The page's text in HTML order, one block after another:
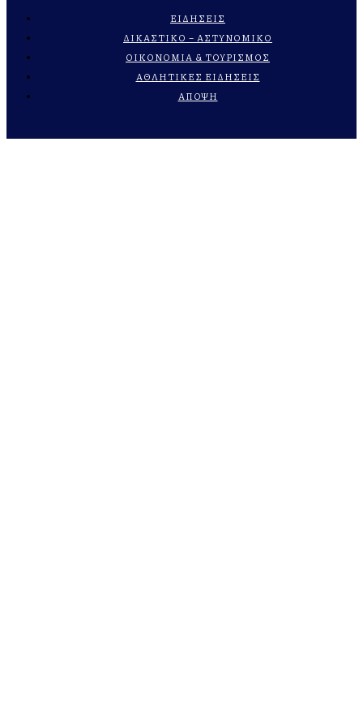
ΕΙΔΗΣΕΙΣ
ΔΙΚΑΣΤΙΚΟ – ΑΣΤΥΝΟΜΙΚΟ
ΟΙΚΟΝΟΜΙΑ & ΤΟΥΡΙΣΜΟΣ
ΑΘΛΗΤΙΚΕΣ ΕΙΔΗΣΕΙΣ
ΑΠΟΨΗ